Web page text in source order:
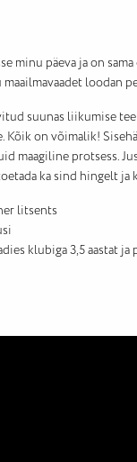
minu päeva ja on
loodan
suunas liikumise
Kõik on võimalik!
maagiline protsess.
ka sind hingelt ja
litsents
klubiga 3,5 aastat ja